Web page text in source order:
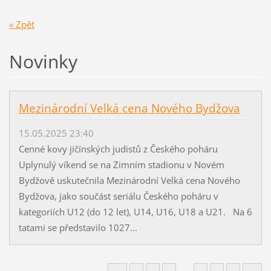
« Zpět
Novinky
Mezinárodní Velká cena Nového Bydžova
15.05.2025 23:40
Cenné kovy jičínských judistů z Českého poháru
Uplynulý víkend se na Zimním stadionu v Novém
Bydžově uskutečnila Mezinárodní Velká cena Nového
Bydžova, jako součást seriálu Českého poháru v
kategoriích U12 (do 12 let), U14, U16, U18 a U21. Na 6
tatami se představilo 1027...